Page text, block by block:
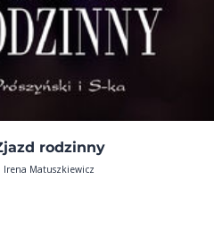
rodzinny
Irena Matuszkiewicz